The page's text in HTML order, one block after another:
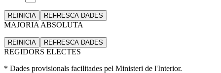
REINICIA REFRESCA DADES
MAJORIA ABSOLUTA
REINICIA REFRESCA DADES
REGIDORS ELECTES
* Dades provisionals facilitades pel Ministeri de l'Interior.